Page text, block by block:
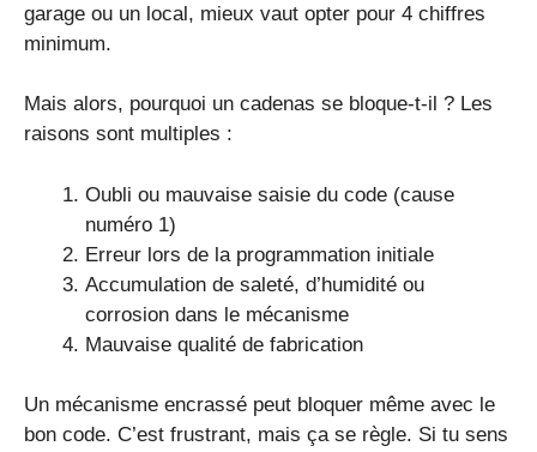
garage ou un local, mieux vaut opter pour 4 chiffres
minimum.
Mais alors, pourquoi un cadenas se bloque-t-il ? Les
raisons sont multiples :
Oubli ou mauvaise saisie du code (cause
numéro 1)
Erreur lors de la programmation initiale
Accumulation de saleté, d’humidité ou
corrosion dans le mécanisme
Mauvaise qualité de fabrication
Un mécanisme encrassé peut bloquer même avec le
bon code. C’est frustrant, mais ça se règle. Si tu sens